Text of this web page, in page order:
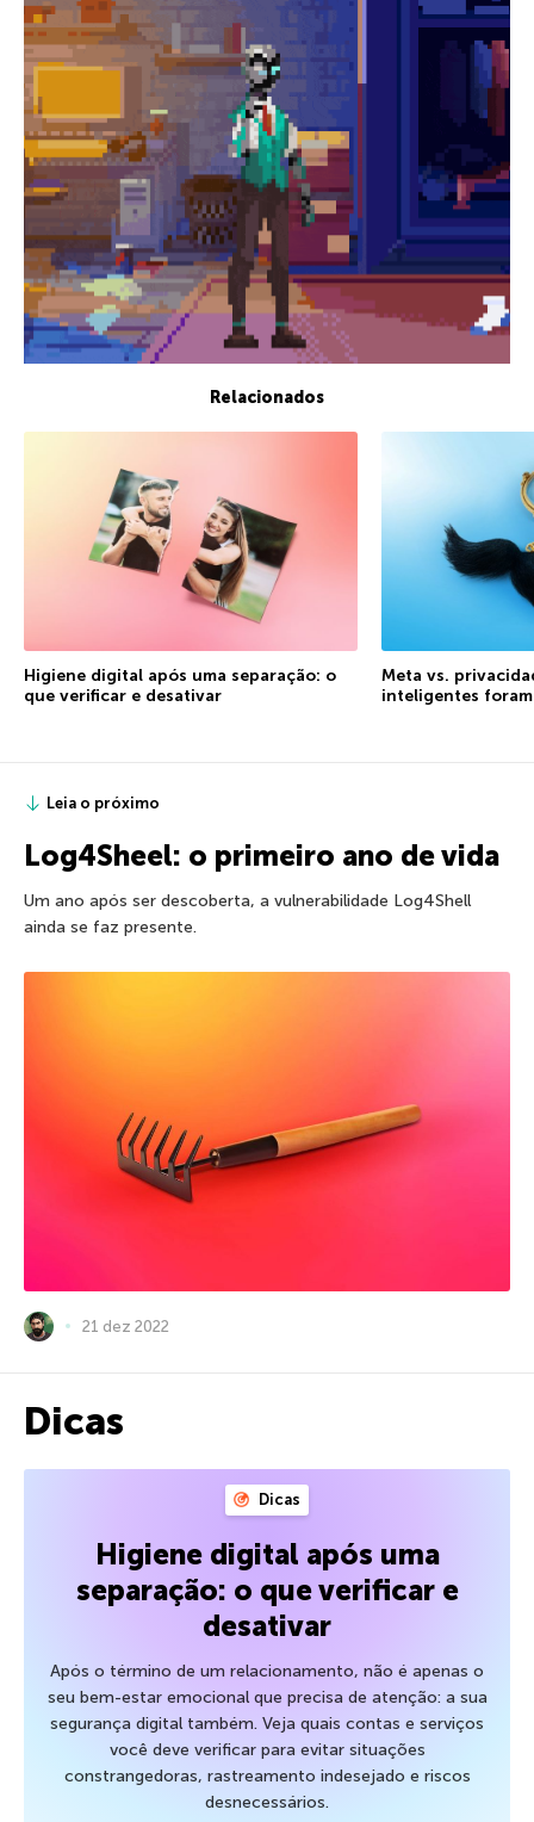
Relacionados
Higiene digital após uma separação: o
que verificar e desativar
Meta vs.
inteligentes
Leia o próximo
Log4Sheel: o primeiro ano de vida
Um ano após ser descoberta, a vulnerabilidade Log4Shell
ainda se faz presente.
21 dez 2022
Dicas
Dicas
Higiene digital após uma
separação: o que verificar e
desativar
Após o término de um relacionamento, não é apenas o
seu bem-estar emocional que precisa de atenção: a sua
segurança digital também. Veja quais contas e serviços
você deve verificar para evitar situações
constrangedoras, rastreamento indesejado e riscos
desnecessários.